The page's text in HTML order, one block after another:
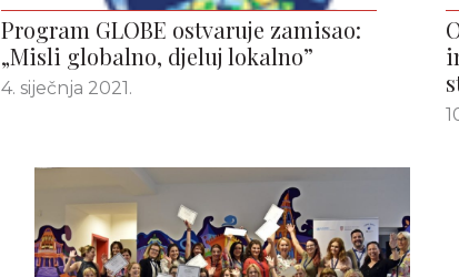
Program GLOBE ostvaruje zamisao:
„Misli globalno, djeluj lokalno”
4. siječnja 2021.